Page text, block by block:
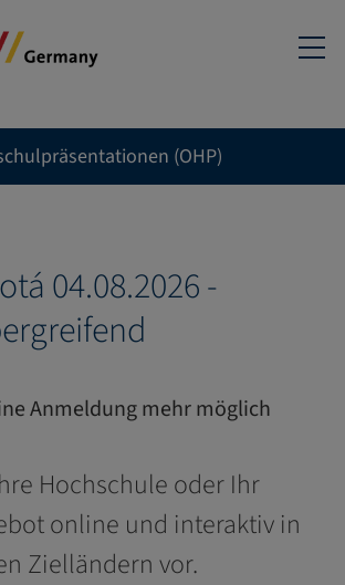
(OHP)
04.08.2026 -
Anmeldung mehr möglich
Hochschule oder Ihr
online und interaktiv in
Zielländern vor.